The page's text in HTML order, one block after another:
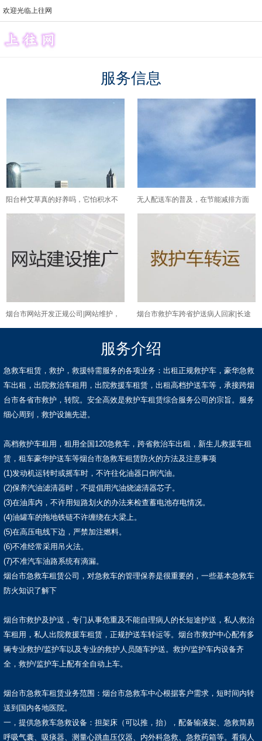
欢迎光临上往网
服务信息
阳台种艾草真的好养吗，它怕积水不
怕晒的说法，在家盆养护里怎么翻译
无人配送车的普及，在节能减排方面
能带来哪些潜在的环境效益？
烟台市网站开发正规公司|网站维护，
收费标准
烟台市救护车跨省护送病人回家|长途
医疗护送车，全国各地都有车
服务介绍
急救车租赁，救护，救援特需服务的各项业务：出租正规救护车，豪华急救
车出租，出院救治车租用，出院救援车租赁，出租高档护送车等，承接跨烟
台市各省市救护，转院。安全高效是救护车租赁综合服务公司的宗旨。服务
细心周到，救护设施先进。
高档救护车租用，租用全国120急救车，跨省救治车出租，新生儿救援车租
赁，租车豪华护送车等烟台市急救车租赁防火的方法及注意事项
(1)发动机运转时或摇车时，不许往化油器口倒汽油。
(2)保养汽油滤清器时，不提倡用汽油烧滤清器芯子。
(3)在油库内，不许用短路划火的办法来检查蓄电池存电情况。
(4)油罐车的拖地铁链不许缠绕在大梁上。
(5)在高压电线下边，严禁加注燃料。
(6)不准经常采用吊火法。
(7)不准汽车油路系统有滴漏。
烟台市急救车租赁公司，对急救车的管理保养是很重要的，一些基本急救车
防火知识了解下
烟台市救护及护送，专门从事危重及不能自理病人的长短途护送，私人救治
车租用，私人出院救援车租赁，正规护送车转运等。烟台市救护中心配有多
辆专业救护/监护车以及专业的救护人员随车护送。救护/监护车内设备齐
全，救护/监护车上配有全自动上车。
烟台市急救车租赁业务范围：烟台市急救车中心根据客户需求，短时间内转
送到国内各地医院。
一，提供急救车急救设备：担架床（可以推，抬），配备输液架、急救简易
呼吸气囊、吸痰器、测量心跳血压仪器、内外科急救、急救药箱等。看病人